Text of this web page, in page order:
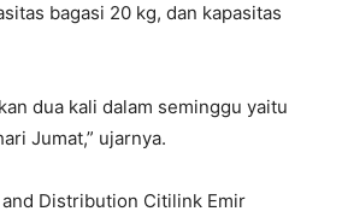
bagasi 20 kg, dan kapasitas
dua kali dalam seminggu yaitu
Jumat,” ujarnya.
Distribution Citilink Emir